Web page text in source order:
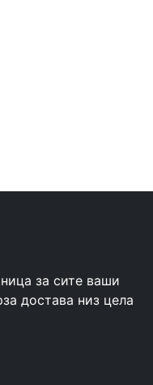
за сите ваши
достава низ цела